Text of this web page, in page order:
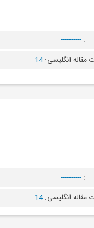
:
----------
مقاله انگلیسی:14
:
----------
مقاله انگلیسی:14